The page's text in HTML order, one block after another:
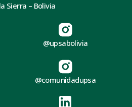
Sierra – Bolivia
@upsabolivia
@comunidadupsa